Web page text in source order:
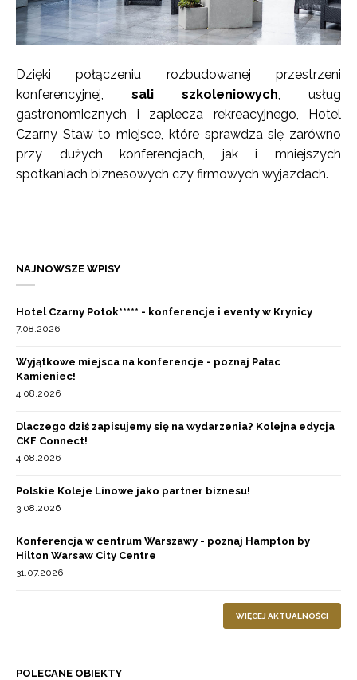
Dzięki połączeniu rozbudowanej przestrzeni
konferencyjnej, sali szkoleniowych , usług
gastronomicznych i zaplecza rekreacyjnego, Hotel
Czarny Staw to miejsce, które sprawdza się zarówno
przy dużych konferencjach, jak i mniejszych
spotkaniach biznesowych czy firmowych wyjazdach.
NAJNOWSZE WPISY
Hotel Czarny Potok***** - konferencje i eventy w Krynicy
7.08.2026
Wyjątkowe miejsca na konferencje - poznaj Pałac
Kamieniec!
4.08.2026
Dlaczego dziś zapisujemy się na wydarzenia? Kolejna edycja
CKF Connect!
4.08.2026
Polskie Koleje Linowe jako partner biznesu!
3.08.2026
Konferencja w centrum Warszawy - poznaj Hampton by
Hilton Warsaw City Centre
31.07.2026
WIĘCEJ AKTUALNOŚCI
POLECANE OBIEKTY